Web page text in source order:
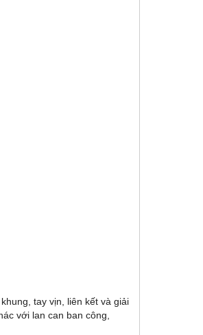
tay vịn, liên kết và giải
với lan can ban công,